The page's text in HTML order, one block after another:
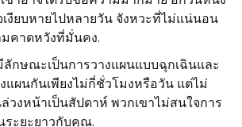
เงียบหายไปหลายวัน จังหวะที่ไม่แน่นอน
คาดหวังที่มั่นคง.
ลักษณะเป็นการวางแผนแบบฉุกเฉินและ
แผนกันเพียงไม่กี่ชั่วโมงหรือวัน แต่ไม่
วงหน้าเป็นสัปดาห์ พวกเขาไม่สนใจการ
ระยะยาวกับคุณ.